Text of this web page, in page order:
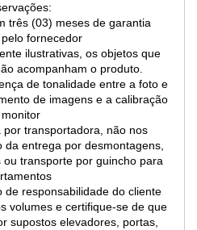
três (03) meses de garantia
fornecedor
ilustrativas, os objetos que
acompanham o produto.
de tonalidade entre a foto e
de imagens e a calibração
por transportadora, não nos
da entrega por desmontagens,
transporte por guincho para
de responsabilidade do cliente
volumes e certifique-se de que
supostos elevadores, portas,